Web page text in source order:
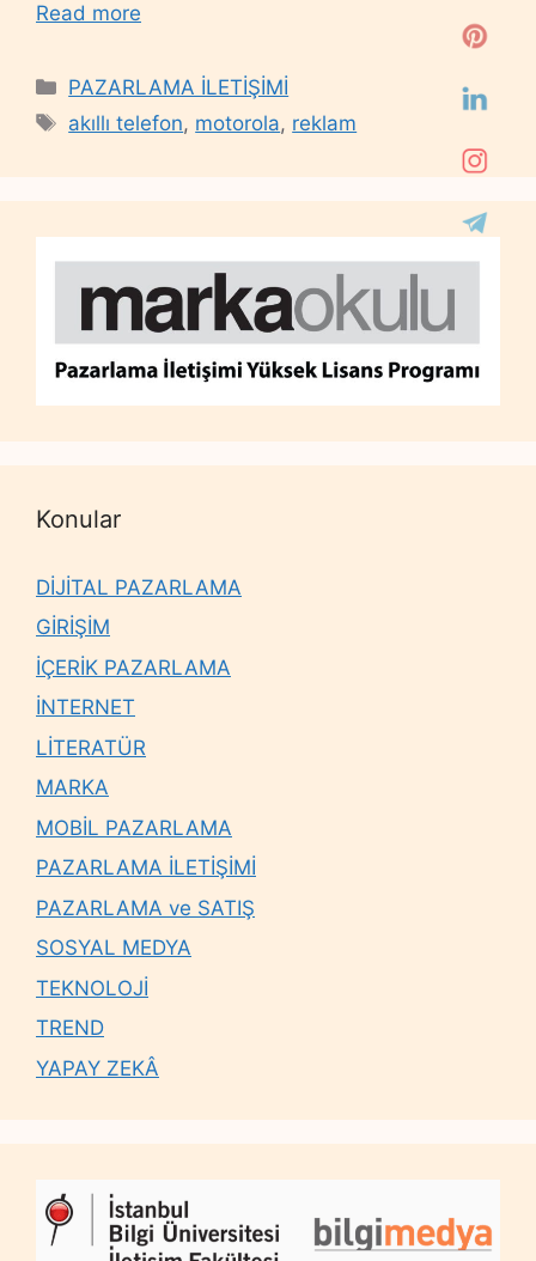
Read more
Categories
PAZARLAMA İLETİŞİMİ
Tags
akıllı telefon, motorola, reklam
Konular
DİJİTAL PAZARLAMA
GİRİŞİM
İÇERİK PAZARLAMA
İNTERNET
LİTERATÜR
MARKA
MOBİL PAZARLAMA
PAZARLAMA İLETİŞİMİ
PAZARLAMA ve SATIŞ
SOSYAL MEDYA
TEKNOLOJİ
TREND
YAPAY ZEKÂ